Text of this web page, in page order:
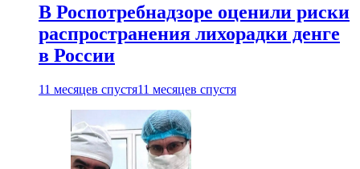
В Роспотребнадзоре оценили риски
распространения лихорадки денге
в России
11 месяцев спустя11 месяцев спустя